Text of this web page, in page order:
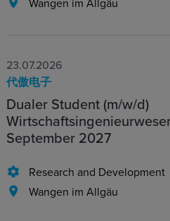
Wangen im Allgäu
23.07.2026
代傲电子
Dualer Student (m/w/d)
September 2027
Research and Development
Wangen im Allgäu